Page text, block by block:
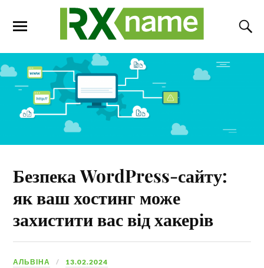
Безпека WordPress-сайту:
як ваш хостинг може
захистити вас від хакерів
АЛЬВІНА 13.02.2024